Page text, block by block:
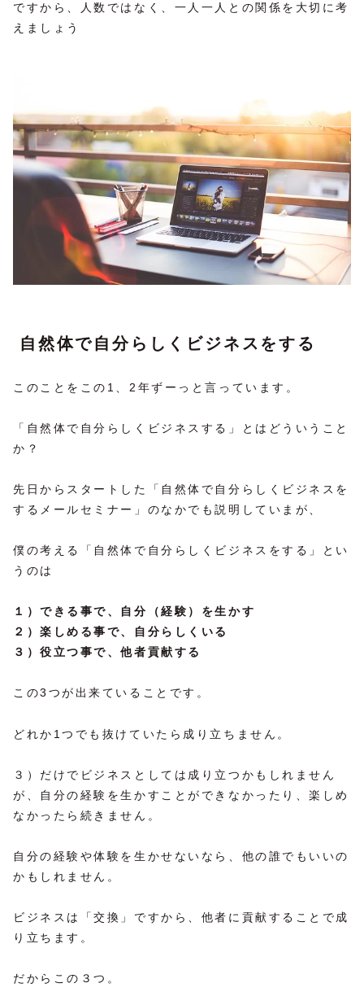
ですから、人数ではなく、一人一人との関係を大切に考
えましょう
自然体で自分らしくビジネスをする
このことをこの1、2年ずーっと言っています。
「自然体で自分らしくビジネスする」とはどういうこと
か？
先日からスタートした「自然体で自分らしくビジネスを
するメールセミナー」のなかでも説明していまが、
僕の考える「自然体で自分らしくビジネスをする」とい
うのは
１）できる事で、自分（経験）を生かす
２）楽しめる事で、自分らしくいる
３）役立つ事で、他者貢献する
この3つが出来ていることです。
どれか1つでも抜けていたら成り立ちません。
３）だけでビジネスとしては成り立つかもしれません
が、自分の経験を生かすことができなかったり、楽しめ
なかったら続きません。
自分の経験や体験を生かせないなら、他の誰でもいいの
かもしれません。
ビジネスは「交換」ですから、他者に貢献することで成
り立ちます。
だからこの３つ。